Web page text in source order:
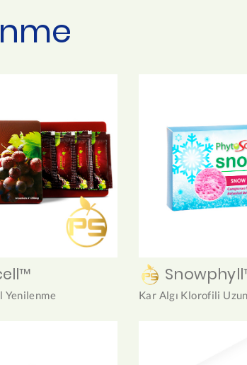
Yenilenme Kar Algı Klorofili